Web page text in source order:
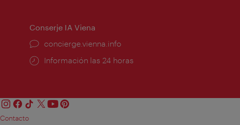
Conserje IA Viena
concierge.vienna.info
Información las 24 horas
Contacto